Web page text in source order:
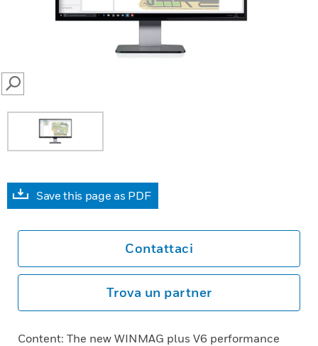
SEARCH
Save this page as PDF
Contattaci
Trova un partner
Content: The new WINMAG plus V6 performance